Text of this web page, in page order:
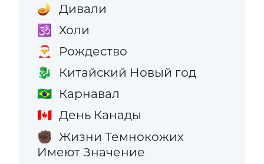
🪔 Дивали
🕉️ Холи
🎅 Рождество
🐉 Китайский Новый год
🇧🇷 Карнавал
🇨🇦 День Канады
✊🏿 Жизни Темнокожих
Имеют Значение